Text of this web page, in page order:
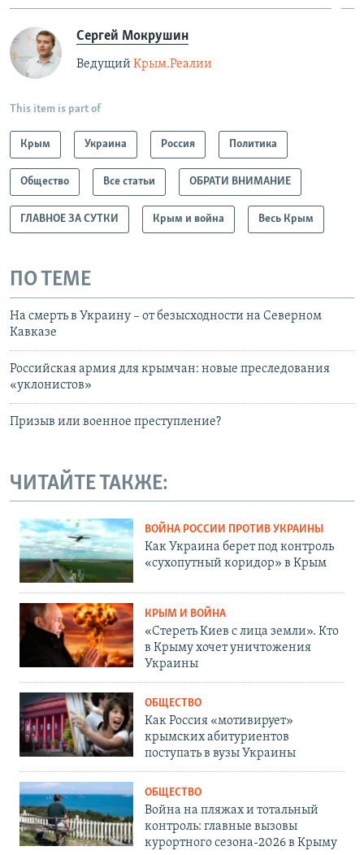
Сергей Мокрушин
Ведущий Крым.Реалии
This item is part of
Крым Украина Россия Политика
Общество Все статьи ОБРАТИ ВНИМАНИЕ
ГЛАВНОЕ ЗА СУТКИ Крым и война Весь Крым
ПО ТЕМЕ
На смерть в Украину – от безысходности на Северном
Кавказе
Российская армия для крымчан: новые преследования
«уклонистов»
Призыв или военное преступление?
ЧИТАЙТЕ ТАКЖЕ:
ВОЙНА РОССИИ ПРОТИВ УКРАИНЫ
Как Украина берет под контроль
«сухопутный коридор» в Крым
КРЫМ И ВОЙНА
«Стереть Киев с лица земли». Кто
в Крыму хочет уничтожения
Украины
ОБЩЕСТВО
Как Россия «мотивирует»
крымских абитуриентов
поступать в вузы Украины
ОБЩЕСТВО
Война на пляжах и тотальный
контроль: главные вызовы
курортного сезона-2026 в Крыму